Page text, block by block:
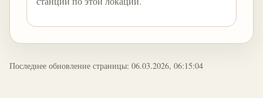
Последнее обновление страницы: 06.03.2026, 06:15:04